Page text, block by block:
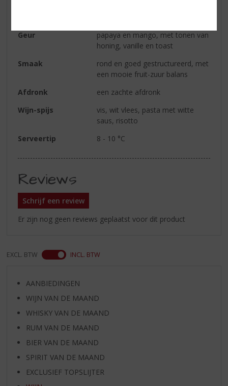
Geur
papaya en mango, met tonen van
honing, vanille en toast
Smaak
rond en goed gestructureerd, met
een mooie fruit-zuur balans
Afdronk
een zachte afdronk
Wijn-spijs
vis, wit vlees, pasta met witte
saus, risotto
Serveertip
8 - 10 °C
Reviews
Schrijf een review
Er zijn nog geen reviews geplaatst voor dit product
EXCL. BTW INCL. BTW
AANBIEDINGEN
WIJN VAN DE MAAND
WHISKY VAN DE MAAND
RUM VAN DE MAAND
BIER VAN DE MAAND
SPIRIT VAN DE MAAND
EXCLUSIEF TOPSLIJTER